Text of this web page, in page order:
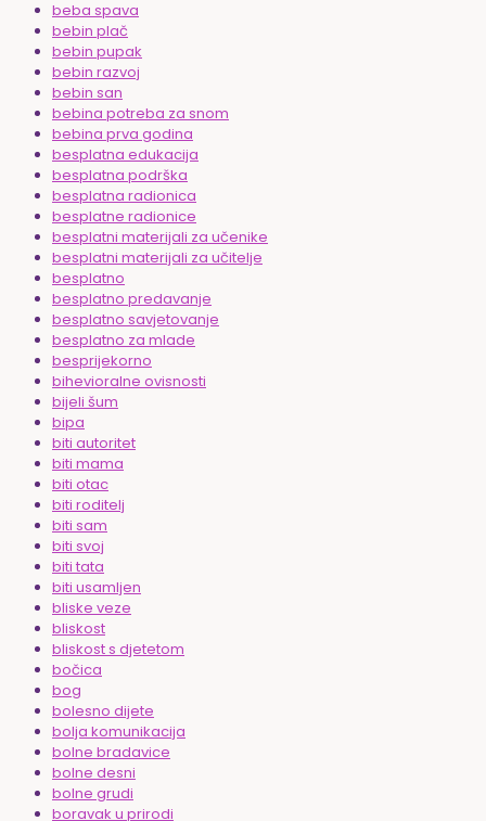
beba spava
bebin plač
bebin pupak
bebin razvoj
bebin san
bebina potreba za snom
bebina prva godina
besplatna edukacija
besplatna podrška
besplatna radionica
besplatne radionice
besplatni materijali za učenike
besplatni materijali za učitelje
besplatno
besplatno predavanje
besplatno savjetovanje
besplatno za mlade
besprijekorno
bihevioralne ovisnosti
bijeli šum
bipa
biti autoritet
biti mama
biti otac
biti roditelj
biti sam
biti svoj
biti tata
biti usamljen
bliske veze
bliskost
bliskost s djetetom
bočica
bog
bolesno dijete
bolja komunikacija
bolne bradavice
bolne desni
bolne grudi
boravak u prirodi